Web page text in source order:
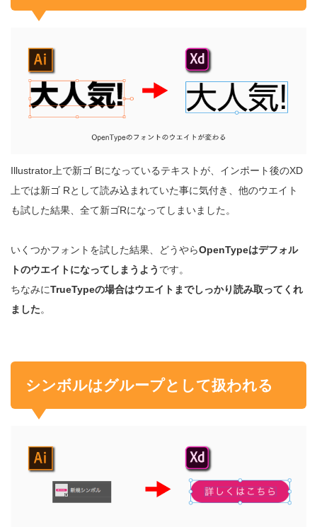
Illustrator上で新ゴ Bになっているテキストが、インポート後のXD
上では新ゴ Rとして読み込まれていた事に気付き、他のウエイト
も試した結果、全て新ゴRになってしまいました。
いくつかフォントを試した結果、どうやらOpenTypeはデフォル
トのウエイトになってしまうよう です。
ちなみにTrueTypeの場合はウエイトまでしっかり読み取ってくれ
ました。
シンボルはグループとして扱われる